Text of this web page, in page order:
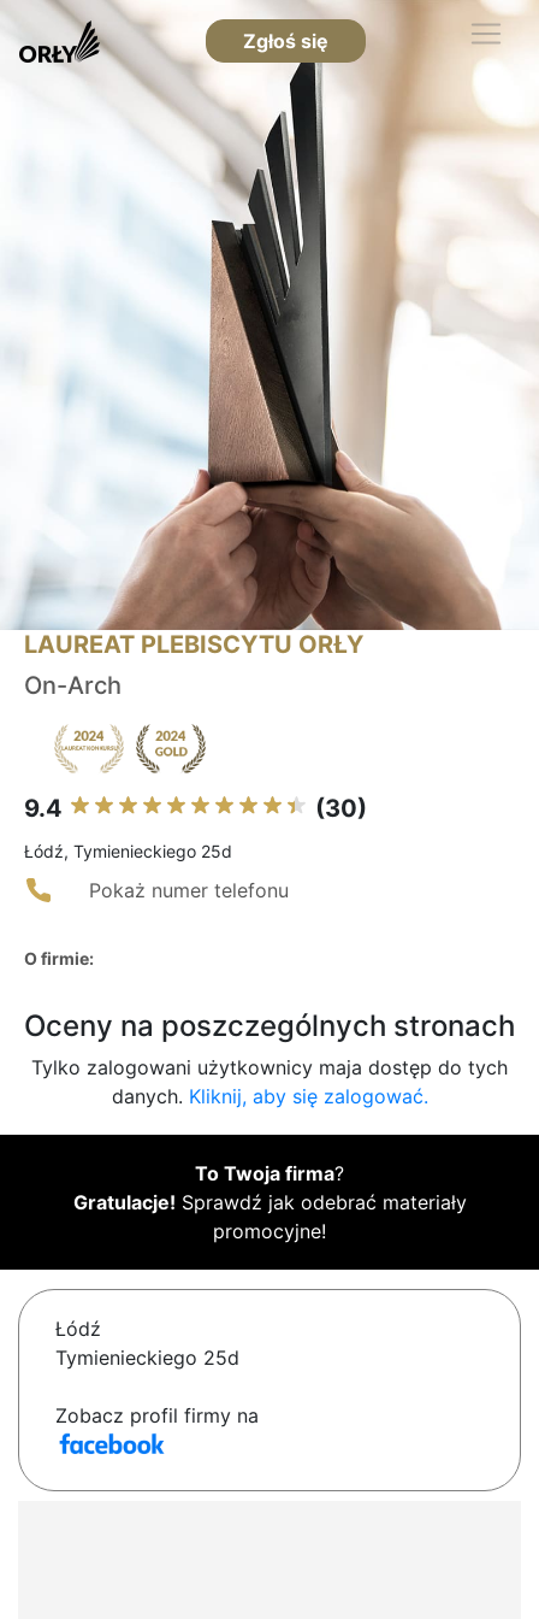
Zgłoś się
LAUREAT PLEBISCYTU ORŁY
On-Arch
9.4 (30)
Łódź, Tymienieckiego 25d
Pokaż numer telefonu
O firmie:
Oceny na poszczególnych stronach
Tylko zalogowani użytkownicy maja dostęp do tych
danych. Kliknij, aby się zalogować.
To Twoja firma?
Gratulacje! Sprawdź jak odebrać materiały
promocyjne!
Łódź
Tymienieckiego 25d
Zobacz profil firmy na